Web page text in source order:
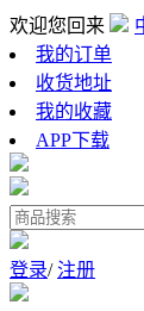
欢迎您回来
我的订单
收货地址
我的收藏
APP下载
登录/注册